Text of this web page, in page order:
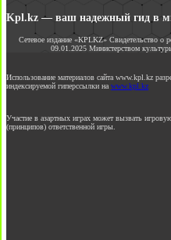
Kpl.kz — ваш надежный гид в
Сетевое издание «KPLKZ» Свидетельство
09.01.2025 Министерством
Использование материалов сайта www.kpl.kz
индексируемой гиперссылки на www.kpl.kz
Участие в азартных играх может вызвать
(принципов) ответственной игры.